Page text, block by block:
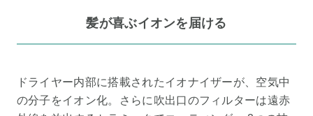
髪が喜ぶイオンを届ける
ドライヤー内部に搭載されたイオナイザーが、空気中
の分子をイオン化。さらに吹出口のフィルターは遠赤